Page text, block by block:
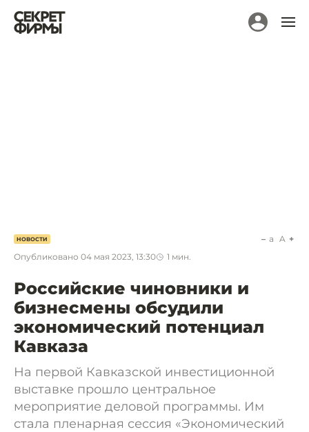
НОВОСТИ
Опубликовано 04 мая 2023, 13:30 1 мин.
a A
Российские чиновники и
бизнесмены обсудили
экономический потенциал
Кавказа
На первой Кавказской инвестиционной
выставке прошло центральное
мероприятие деловой программы. Им
стала пленарная сессия «Экономический